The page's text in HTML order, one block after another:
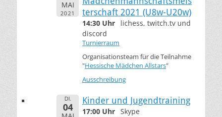
MAI
2021
terschaft 2021 (U8w-U20w)
14:30 Uhr
lichess, twitch.tv und
discord
Turnierraum
Organisationsteam für die Teilnahme
"Hessische Mädchen Allstars"
Ausschreibung
DI.
04
Kinder und Jugendtraining
17:00 Uhr Skype